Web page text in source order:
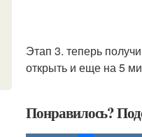
Этап 3. теперь
открыть и еще на 5
Понравилось?